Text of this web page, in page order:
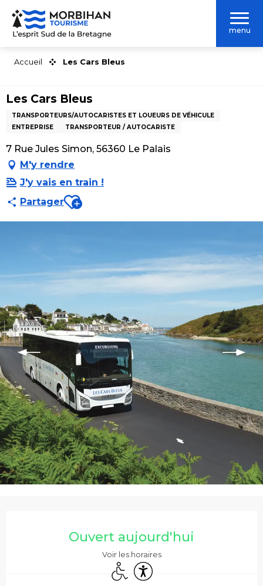
Aller
contenu
menu
Accueil Les Cars Bleus
Les Cars Bleus
TRANSPORTEURS/AUTOCARISTES ET LOUEURS DE VÉHICULE
ENTREPRISE
TRANSPORTEUR / AUTOCARISTE
7 Rue Jules Simon, 56360 Le Palais
M'y rendre
J'y vais en train !
PartagerAjouter aux favoris
Ouvert aujourd'hui
Voir les horaires
Accès handicapés
Accessibilité